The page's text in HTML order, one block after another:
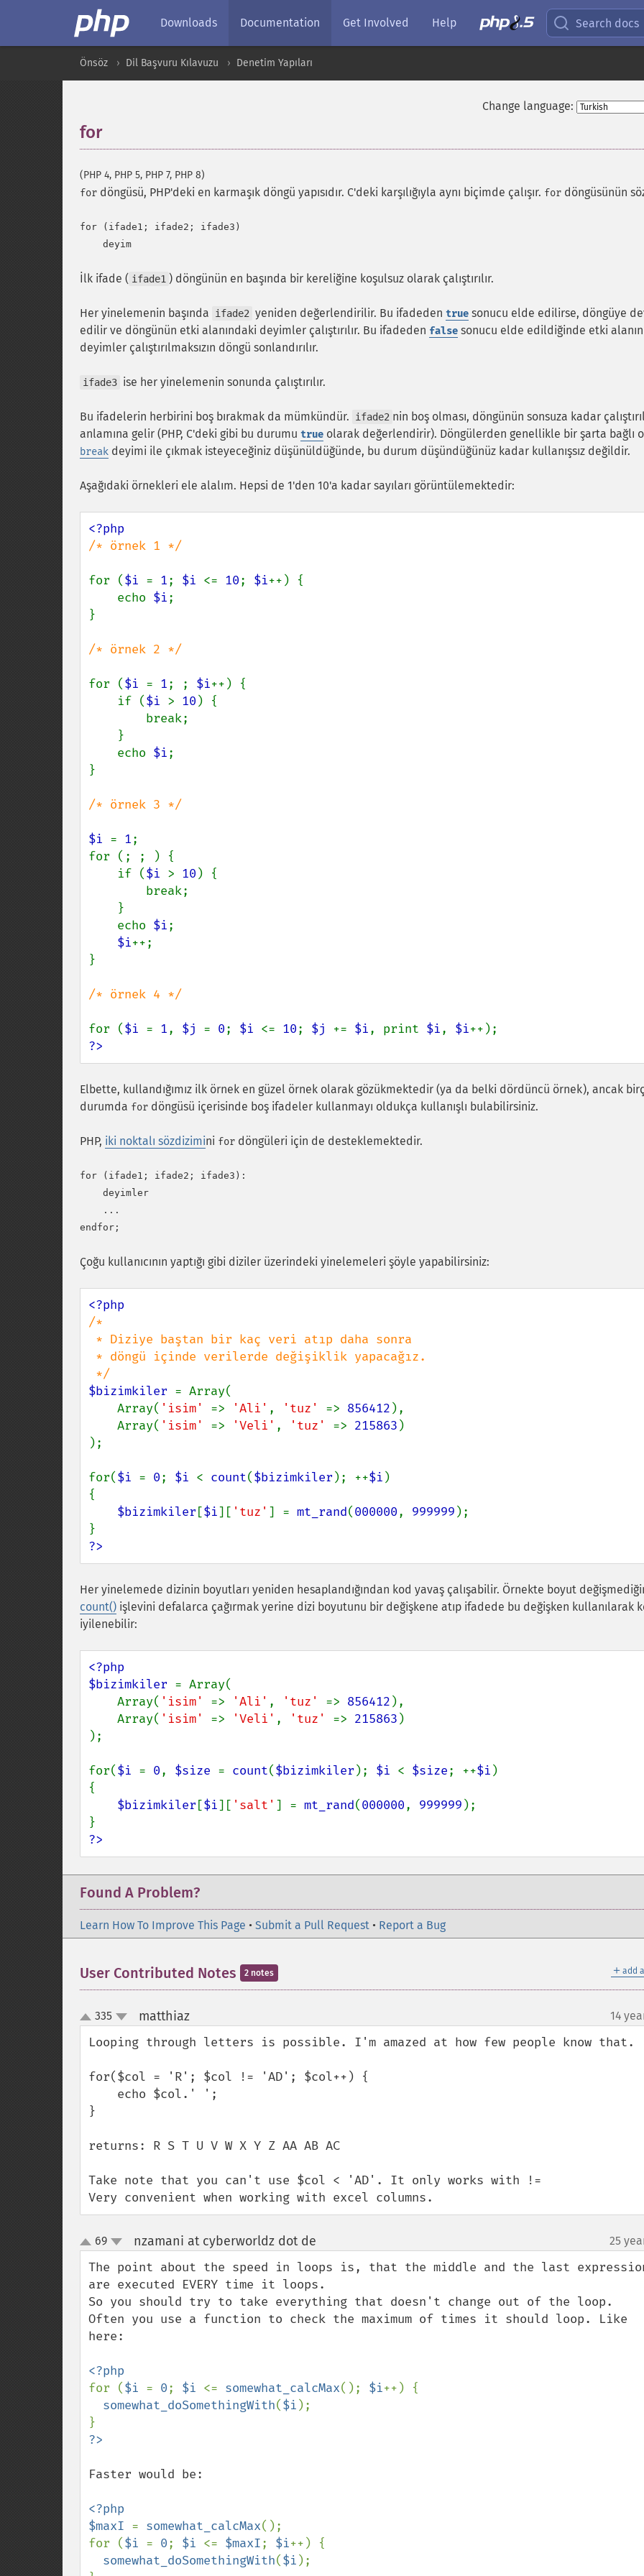
Downloads Documentation Get Involved Help Search docs
Önsöz Dil Başvuru Kılavuzu Denetim Yapıları
Change language:
for¶
(PHP 4, PHP 5, PHP 7, PHP 8)
for döngüsü, PHP'deki en karmaşık döngü yapısıdır. C'deki karşılığıyla aynı biçimde çalışır. for döngüsünün
for (ifade1; ifade2; ifade3)
İlk ifade ( ifade1 ) döngünün en başında bir kereliğine koşulsuz olarak çalıştırılır.
Her yinelemenin başında ifade2 yeniden değerlendirilir. Bu ifadeden true sonucu elde edilirse, döngüye
edilir ve döngünün etki alanındaki deyimler çalıştırılır. Bu ifadeden false sonucu elde edildiğinde etki
deyimler çalıştırılmaksızın döngü sonlandırılır.
ifade3 ise her yinelemenin sonunda çalıştırılır.
Bu ifadelerin herbirini boş bırakmak da mümkündür. ifade2 nin boş olması, döngünün sonsuza kadar
anlamına gelir (PHP, C'deki gibi bu durumu true olarak değerlendirir). Döngülerden genellikle bir şarta bağlı
break deyimi ile çıkmak isteyeceğiniz düşünüldüğünde, bu durum düşündüğünüz kadar kullanışsız değildir.
Aşağıdaki örnekleri ele alalım. Hepsi de 1'den 10'a kadar sayıları görüntülemektedir:
/* örnek 1 */
for ($i = 1; $i <= 10; $i++) {
    echo
$i;
}
/* örnek 2 */
for ($i = 1; ; $i++) {
    if (
$i > 10 ) {
    echo
$i;
}
/* örnek 3 */
$i = 1;
for (; ; ) {
    if (
$i > 10 ) {
    echo
$i;
$i++;
}
/* örnek 4 */
for ($i = 1, $j = 0; $i <= 10; $j += $i, print $i, $i
?>
Elbette, kullandığımız ilk örnek en güzel örnek olarak gözükmektedir (ya da belki dördüncü örnek), ancak
durumda for döngüsü içerisinde boş ifadeler kullanmayı oldukça kullanışlı bulabilirsiniz.
PHP, iki noktalı sözdizimini for döngüleri için de desteklemektedir.
for (ifade1; ifade2; ifade3):
    deyimler
    ...
Çoğu kullanıcının yaptığı gibi diziler üzerindeki yinelemeleri şöyle yapabilirsiniz:
/*
$bizimkiler = Array(
    Array(
'isim' => 'Ali' , 'tuz' => 856412 ),
    Array(
'isim' => 'Veli' , 'tuz' => 215863 )
);
for($i = 0; $i < count($bizimkiler ); ++$i )
{
$bizimkiler [$i][ 'tuz' ] = mt_rand(000000, 999999 );
?>
Her yinelemede dizinin boyutları yeniden hesaplandığından kod yavaş çalışabilir. Örnekte boyut
count() işlevini defalarca çağırmak yerine dizi boyutunu bir değişkene atıp ifadede bu değişken kullanılarak
iyilenebilir:
<?php
$bizimkiler = Array(
    Array(
'isim' => 'Ali' , 'tuz' => 856412 ),
    Array(
'isim' => 'Veli' , 'tuz' => 215863 )
);
for($i = 0, $size = count($bizimkiler ); $i < $size; ++$i )
{
$bizimkiler [$i][ 'salt' ] = mt_rand(000000, 999999 );
?>
Found A Problem?
Learn How To Improve This Page • Submit a Pull Request • Report a Bug
＋ add
User Contributed Notes 2 notes
up
down
335 matthiaz¶ 14
Looping through letters is possible. I'm amazed at how few people know that.
for($col = 'R'; $col != 'AD'; $col++) {
}
returns: R S T U V W X Y Z AA AB AC
Take note that you can't use $col < 'AD'. It only works with !=
Very convenient when working with excel columns.
up
down
69 nzamani at cyberworldz dot de 25
The point about the speed in loops is, that the middle and the last
are executed EVERY time it loops.
So you should try to take everything that doesn't change out of the loop.
Often you use a function to check the maximum of times it should loop. Like
here:
for ($i = 0; $i <= somewhat_calcMax(); $i++) {
somewhat_doSomethingWith($i );
Faster would be:
<?php
$maxI = somewhat_calcMax();
for ($i = 0; $i <= $maxI; $i++) {
somewhat_doSomethingWith($i );